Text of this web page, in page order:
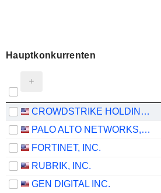
Hauptkonkurrenten
CROWDSTRIKE HOLDINGS, INC.
PALO ALTO NETWORKS, INC.
FORTINET, INC.
RUBRIK, INC.
GEN DIGITAL INC.